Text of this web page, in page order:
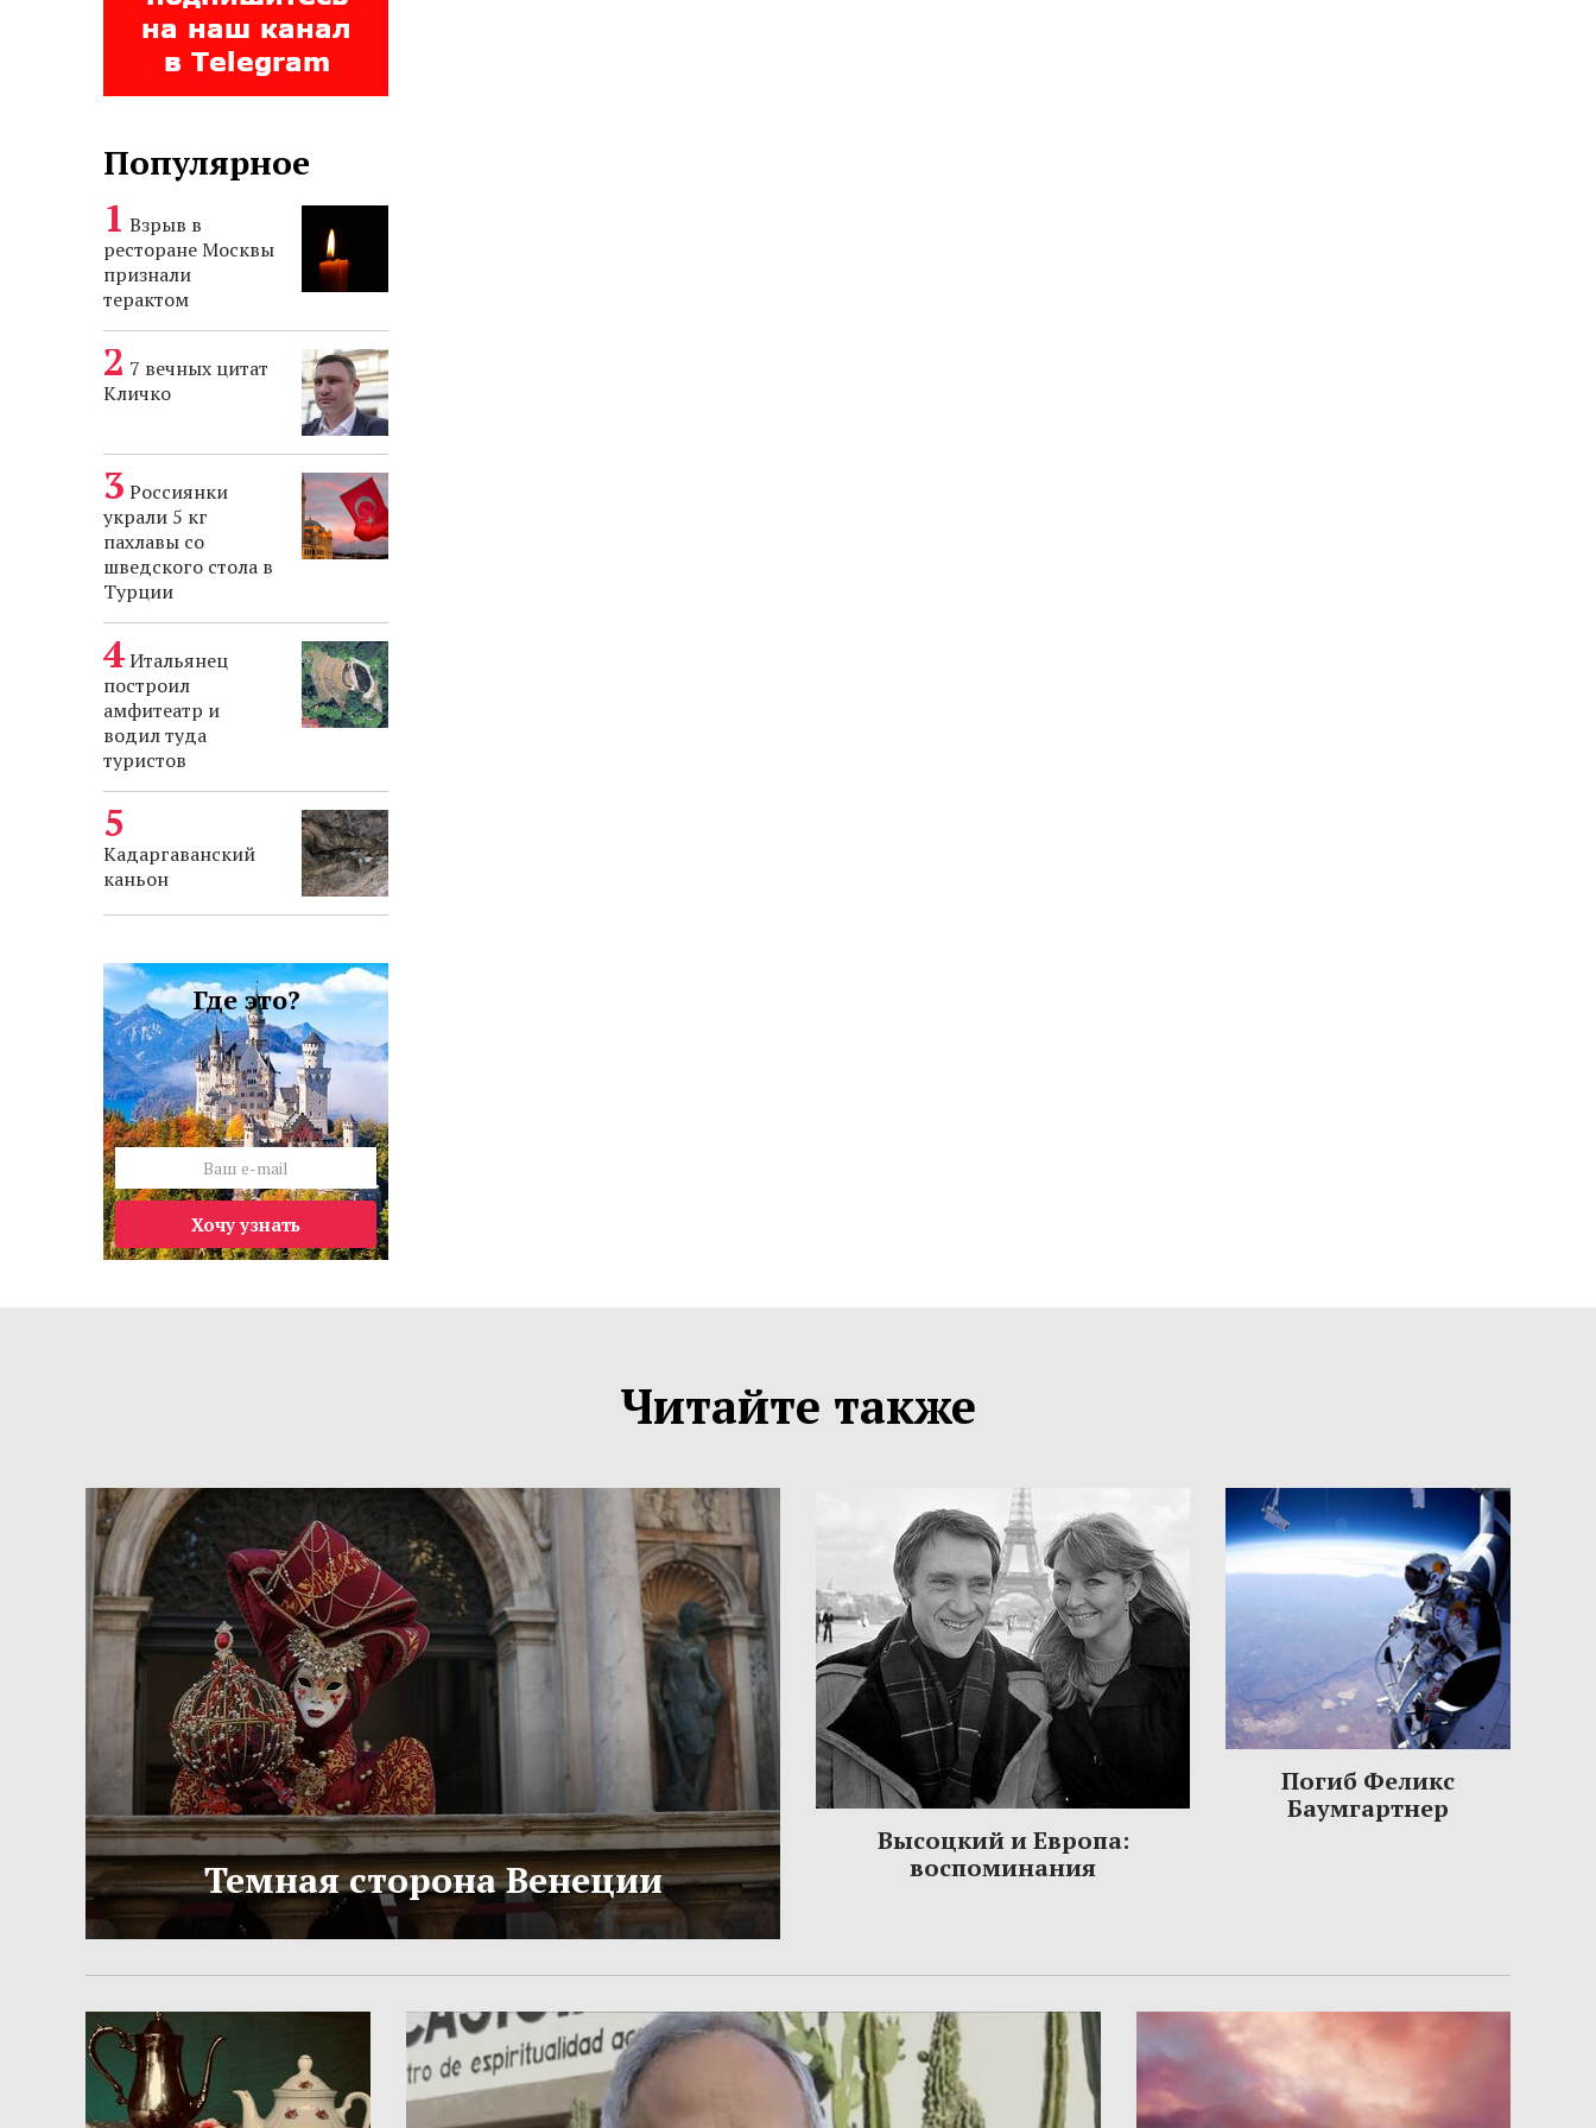
Популярное
Взрыв в
ресторане Москвы
признали
терактом
7 вечных цитат
Кличко
Россиянки
украли 5 кг
пахлавы со
шведского стола в
Турции
Итальянец
построил
амфитеатр и
водил туда
туристов
Кадаргаванский
каньон
Где это?
Хочу узнать
Читайте также
Темная сторона Венеции
Высоцкий и Европа:
воспоминания
Погиб Феликс
Баумгартнер